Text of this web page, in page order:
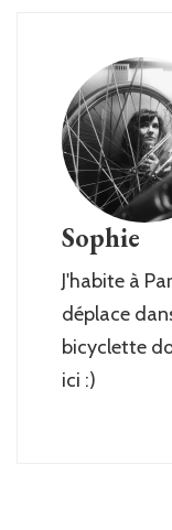
Sophie
J'habite à
déplace
bicyclette
ici :)